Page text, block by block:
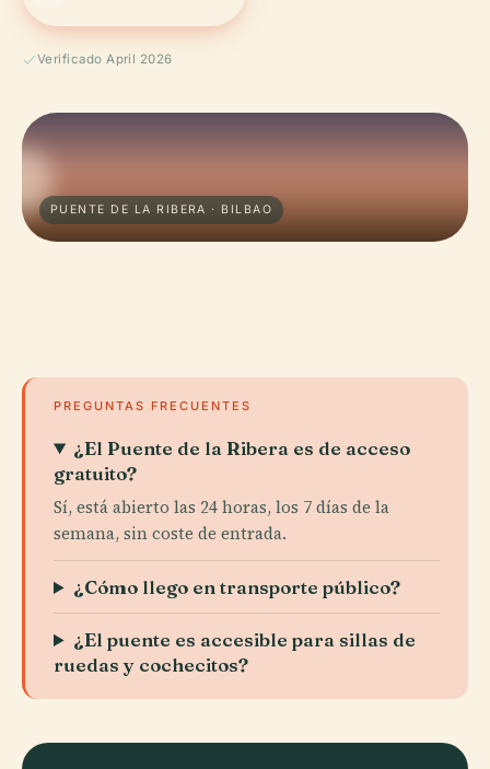
Verificado April 2026
PUENTE DE LA RIBERA · BILBAO
PREGUNTAS FRECUENTES
¿El Puente de la Ribera es de acceso
gratuito?
Sí, está abierto las 24 horas, los 7 días de la
semana, sin coste de entrada.
¿Cómo llego en transporte público?
¿El puente es accesible para sillas de
ruedas y cochecitos?